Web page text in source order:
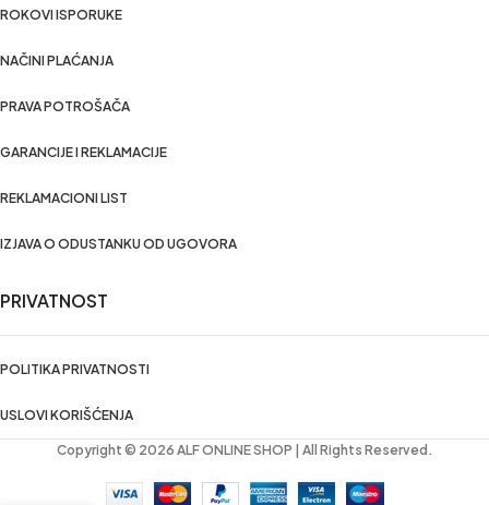
ROKOVI ISPORUKE
NAČINI PLAĆANJA
PRAVA POTROŠAČA
GARANCIJE I REKLAMACIJE
REKLAMACIONI LIST
IZJAVA O ODUSTANKU OD UGOVORA
PRIVATNOST
POLITIKA PRIVATNOSTI
USLOVI KORIŠĆENJA
Copyright © 2026 ALF ONLINE SHOP | All Rights Reserved.